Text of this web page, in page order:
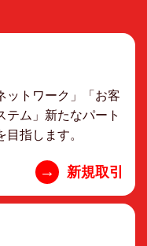
ットワーク」「お客
テム」新たなパート
指します。
→ 新規取引